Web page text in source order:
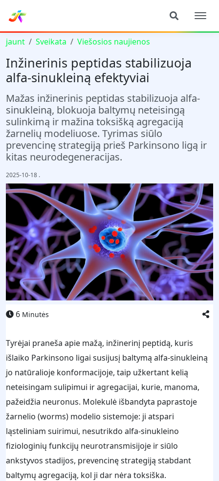
jaunt Sveikata Viešosios naujienos
Inžinerinis peptidas stabilizuoja
alfa-sinukleiną efektyviai
Mažas inžinerinis peptidas stabilizuoja alfa-
sinukleiną, blokuoja baltymų neteisingą
sulinkimą ir mažina toksišką agregaciją
žarnelių modeliuose. Tyrimas siūlo
prevencinę strategiją prieš Parkinsono ligą ir
kitas neurodegeneracijas.
2025-10-18 .
6 Minutės
Tyrėjai praneša apie mažą, inžinerinį peptidą, kuris
išlaiko Parkinsono ligai susijusį baltymą alfa-sinukleiną
jo natūralioje konformacijoje, taip užkertant kelią
neteisingam sulipimui ir agregacijai, kurie, manoma,
pažeidžia neuronus. Molekulė išbandyta paprastoje
žarnelio (worms) modelio sistemoje: ji atspari
ląsteliniam suirimui, nesutrikdo alfa-sinukleino
fiziologinių funkcijų neurotransmisijoje ir siūlo
ankstyvos stadijos, prevencinę strategiją stabdant
baltymų agregaciją, kol ji dar nėra toksiška.